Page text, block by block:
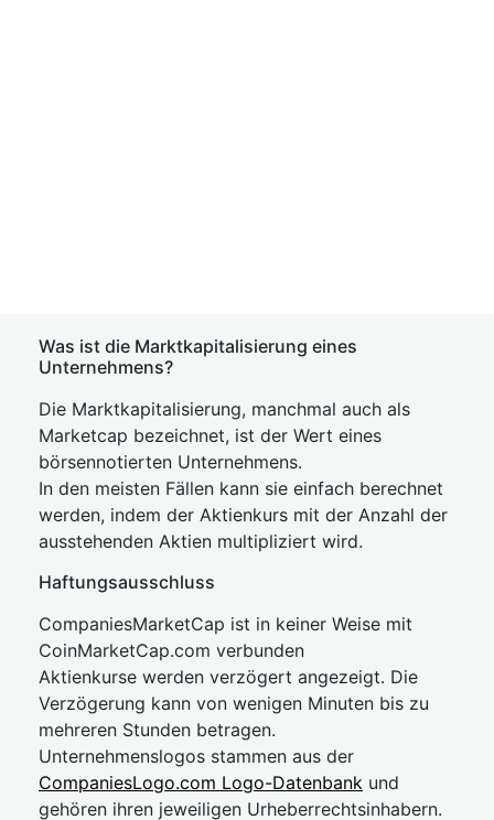
Was ist die Marktkapitalisierung eines
Unternehmens?
Die Marktkapitalisierung, manchmal auch als
Marketcap bezeichnet, ist der Wert eines
börsennotierten Unternehmens.
In den meisten Fällen kann sie einfach berechnet
werden, indem der Aktienkurs mit der Anzahl der
ausstehenden Aktien multipliziert wird.
Haftungsausschluss
CompaniesMarketCap ist in keiner Weise mit
CoinMarketCap.com verbunden
Aktienkurse werden verzögert angezeigt. Die
Verzögerung kann von wenigen Minuten bis zu
mehreren Stunden betragen.
Unternehmenslogos stammen aus der
CompaniesLogo.com Logo-Datenbank und
gehören ihren jeweiligen Urheberrechtsinhabern.